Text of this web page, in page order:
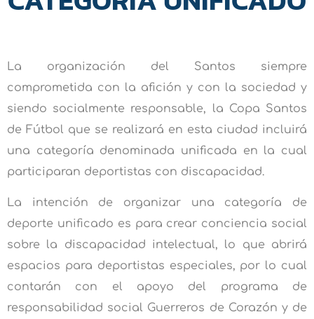
La organización del Santos siempre
comprometida con la afición y con la sociedad y
siendo socialmente responsable, la Copa Santos
de Fútbol que se realizará en esta ciudad incluirá
una categoría denominada unificada en la cual
participaran deportistas con discapacidad.
La intención de organizar una categoría de
deporte unificado es para crear conciencia social
sobre la discapacidad intelectual, lo que abrirá
espacios para deportistas especiales, por lo cual
contarán con el apoyo del programa de
responsabilidad social Guerreros de Corazón y de